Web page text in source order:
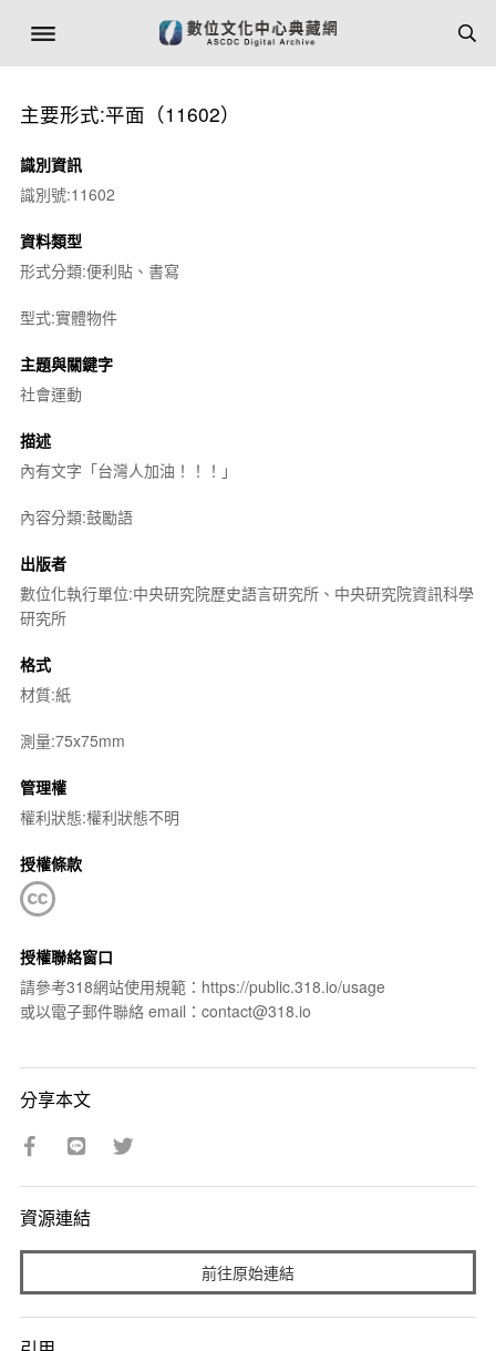
主要形式:平面（11602）
識別資訊
識別號:11602
資料類型
形式分類:便利貼、書寫
型式:實體物件
主題與關鍵字
社會運動
描述
內有文字「台灣人加油！！！」
內容分類:鼓勵語
出版者
數位化執行單位:中央研究院歷史語言研究所、中央研究院資訊科學
研究所
格式
材質:紙
測量:75x75mm
管理權
權利狀態:權利狀態不明
授權條款
授權聯絡窗口
請參考318網站使用規範：https://public.318.io/usage
或以電子郵件聯絡 email：contact@318.io
分享本文
資源連結
前往原始連結